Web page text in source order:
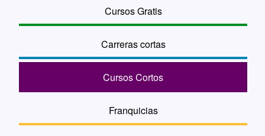
Cursos Gratis
Carreras cortas
Cursos Cortos
Franquicias